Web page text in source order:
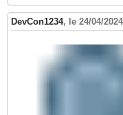
DevCon1234, le 24/04/